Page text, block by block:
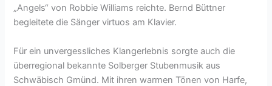
„Angels“ von Robbie Williams reichte. Bernd Büttner
begleitete die Sänger virtuos am Klavier.
Für ein unvergessliches Klangerlebnis sorgte auch die
überregional bekannte Solberger Stubenmusik aus
Schwäbisch Gmünd. Mit ihren warmen Tönen von Harfe,